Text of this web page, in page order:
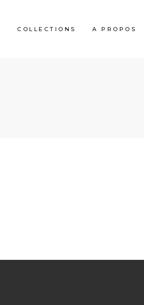
COLLECTIONS A PROPOS